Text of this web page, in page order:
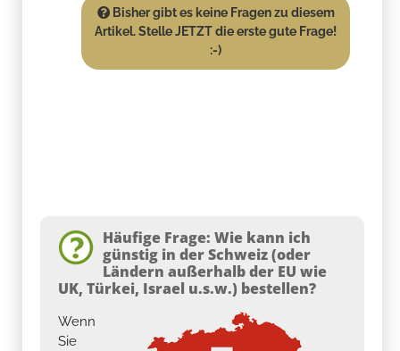
Bisher gibt es keine Fragen zu diesem
Artikel. Stelle JETZT die erste gute Frage!
:-)
Häufige Frage: Wie kann ich
günstig in der Schweiz (oder
Ländern außerhalb der EU wie
UK, Türkei, Israel u.s.w.) bestellen?
Wenn
Sie